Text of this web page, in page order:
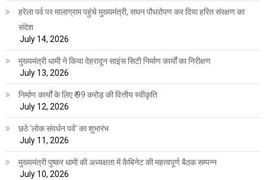
हरेला पर्व पर मालाग्राम पहुंचे मुख्यमंत्री, सघन पौधरोपण कर दिया हरित संरक्षण का
संदेश
July 14, 2026
मुख्यमंत्री धामी ने किया देहरादून साइंस सिटी निर्माण कार्यों का निरीक्षण
July 13, 2026
निर्माण कार्यों के लिए ₹ 99 करोड़ की वित्तीय स्वीकृति
July 12, 2026
छठे ‘लोक संवर्धन पर्व’ का शुभारंभ
July 11, 2026
मुख्यमंत्री पुष्कर धामी की अध्यक्षता में कैबिनेट की महत्वपूर्ण बैठक सम्पन्न
July 10, 2026